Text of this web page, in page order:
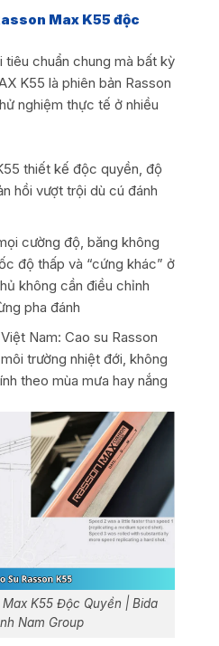
Max K55 độc
tiêu chuẩn chung mà bất kỳ
K55 là phiên bản Rasson
nghiệm thực tế ở nhiều
thiết kế độc quyền, độ
hồi vượt trội dù cú đánh
cường độ, băng không
độ thấp và “cứng khác” ở
không cần điều chỉnh
pha đánh
Nam: Cao su Rasson
trường nhiệt đới, không
theo mùa mưa hay nắng
K55 Độc Quyền | Bida
Nam Group